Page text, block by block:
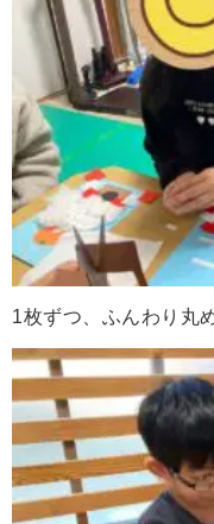
1枚ずつ、ふんわり丸